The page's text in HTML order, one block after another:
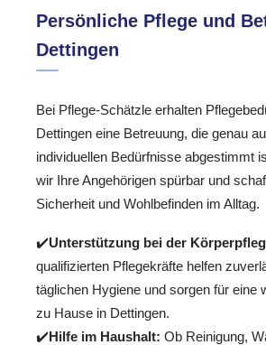
Persönliche Pflege und
Dettingen
Bei Pflege-Schätzle erhalten
Dettingen eine Betreuung, die genau
individuellen Bedürfnisse abgestimmt
wir Ihre Angehörigen spürbar und
Sicherheit und Wohlbefinden im Alltag.
✔️Unterstützung bei der
qualifizierten Pflegekräfte helfen
täglichen Hygiene und sorgen für eine
zu Hause in Dettingen.
✔️Hilfe im Haushalt: Ob Reinigung,